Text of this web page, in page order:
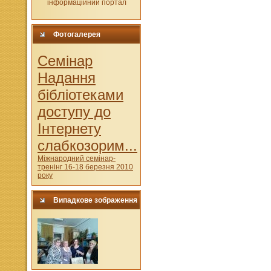
Фотогалерея
Cемінар
Надання
бібліотеками
доступу до
Інтернету
слабкозорим...
Міжнародний семінар-
тренінг 16-18 березня 2010
року
Випадкове зображення